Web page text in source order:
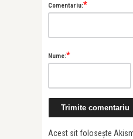
Comentariu:*
Nume:*
Acest sit folosește